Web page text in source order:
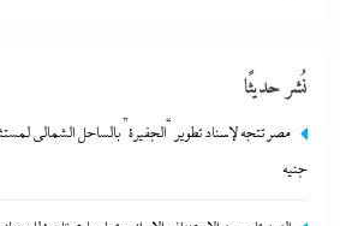
نُشر حديثًا
جنيه